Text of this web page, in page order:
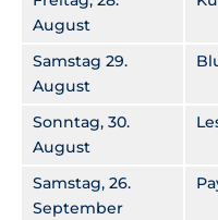
August
Samstag 29.
August
Sonntag, 30.
August
Samstag, 26.
September